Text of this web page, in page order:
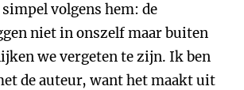
simpel volgens hem: de
niet in onszelf maar buiten
we vergeten te zijn. Ik ben
de auteur, want het maakt uit